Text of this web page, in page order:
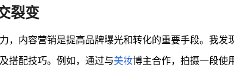
裂变
，内容营销是提高品牌曝光和转化的重要手段。我
搭配技巧。例如，通过与美妆博主合作，拍摄一段使